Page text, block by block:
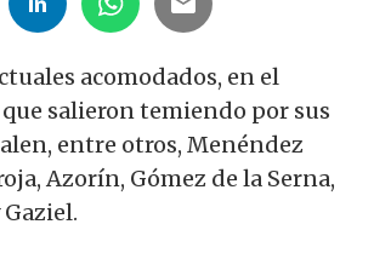
acomodados, en el
salieron temiendo por sus
entre otros, Menéndez
Azorín, Gómez de la Serna,